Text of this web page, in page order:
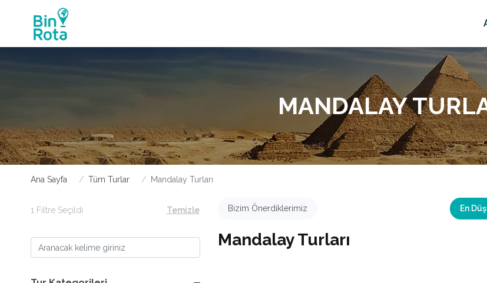
MANDALAY
Ana Sayfa Tüm Turlar Mandalay Turları
1 Filtre Seçildi Temizle Bizim Önerdiklerimiz En
Mandalay Turları